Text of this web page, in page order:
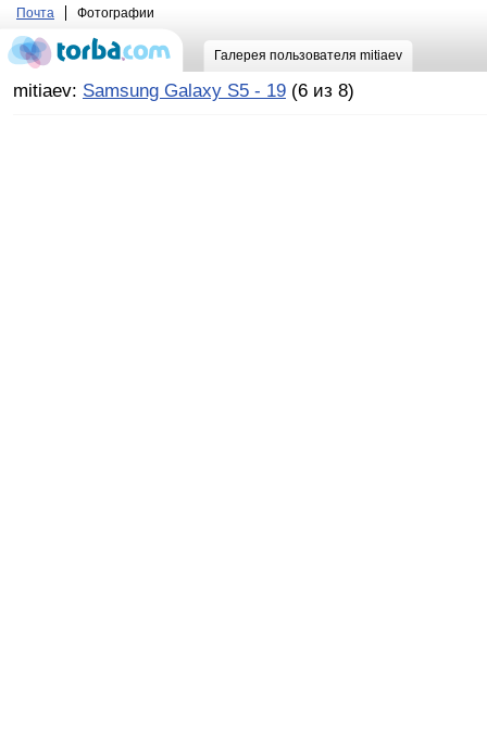
Почта Фотографии
Галерея пользователя mitiaev
mitiaev: Samsung Galaxy S5 - 19 (6 из 8)